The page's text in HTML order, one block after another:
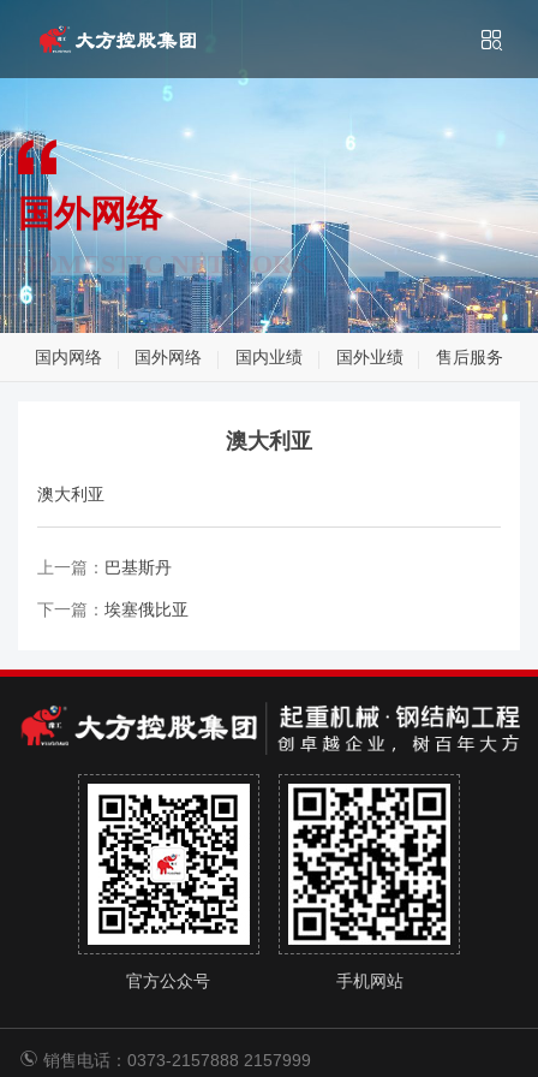
国外网络
DOMESTIC NETWORK
国内网络 国外网络 国内业绩 国外业绩 售后服务
澳大利亚
澳大利亚
上一篇： 巴基斯丹
下一篇： 埃塞俄比亚
官方公众号 手机网站
销售电话：0373-2157888 2157999